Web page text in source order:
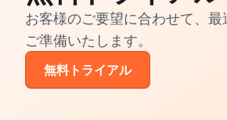
お客様のご要望に合わせて、
ご準備いたします。
無料トライアル